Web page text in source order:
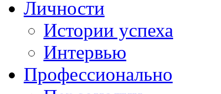
Личности
Истории успеха
Интервью
Профессионально